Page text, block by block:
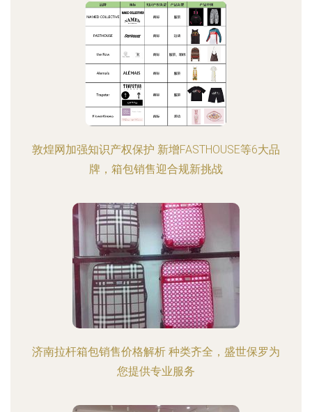
敦煌网加强知识产权保护 新增FASTHOUSE等6大品
牌，箱包销售迎合规新挑战
济南拉杆箱包销售价格解析 种类齐全，盛世保罗为
您提供专业服务